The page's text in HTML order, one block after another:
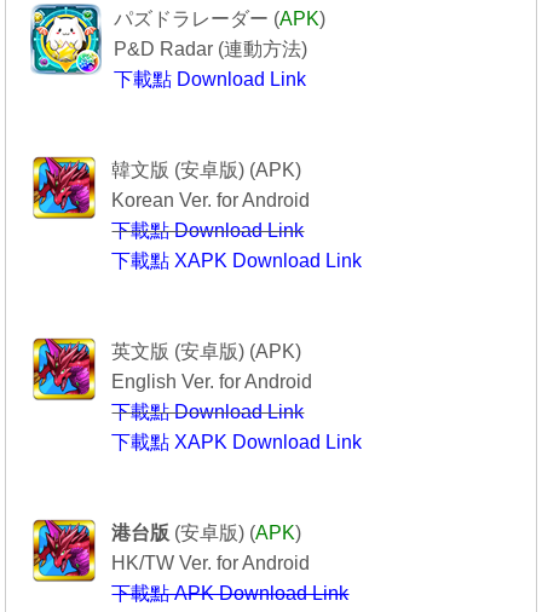
パズドラレーダー (APK)
P&D Radar (連動方法)
下載點 Download Link
韓文版 (安卓版) (APK)
Korean Ver. for Android
下載點 Download Link
下載點 XAPK Download Link
英文版 (安卓版) (APK)
English Ver. for Android
下載點 Download Link
下載點 XAPK Download Link
港台版 (安卓版) (APK)
HK/TW Ver. for Android
下載點 APK Download Link